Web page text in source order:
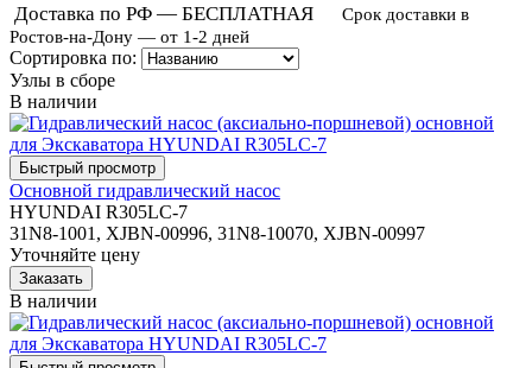
Доставка по РФ — БЕСПЛАТНАЯ
Срок доставки в
Ростов-на-Дону — от 1-2 дней
Сортировка по:
Узлы в сборе
В наличии
Основной гидравлический насос
HYUNDAI R305LC-7
31N8-1001, XJBN-00996, 31N8-10070, XJBN-00997
Уточняйте цену
В наличии